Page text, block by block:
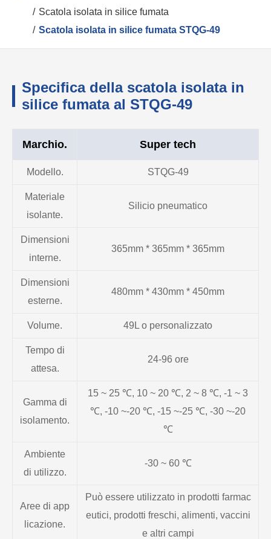
Scatola isolata in silice fumata
Scatola isolata in silice fumata STQG-49
Specifica della scatola isolata in
silice fumata al STQG-49
Marchio. Super tech
Modello. STQG-49
Materiale
isolante.
Silicio pneumatico
Dimensioni
interne.
365mm * 365mm * 365mm
Dimensioni
esterne.
480mm * 430mm * 450mm
Volume. 49L o personalizzato
Tempo di
attesa.
24-96 ore
Gamma di
isolamento.
15 ~ 25 ℃, 10 ~ 20 ℃, 2 ~ 8 ℃, -1 ~ 3
℃, -10 ~-20 ℃, -15 ~-25 ℃, -30 ~-20
℃
Ambiente
di utilizzo.
-30 ~ 60 ℃
Aree di app
licazione.
Può essere utilizzato in prodotti farmac
eutici, prodotti freschi, alimenti, vaccini
e altri campi